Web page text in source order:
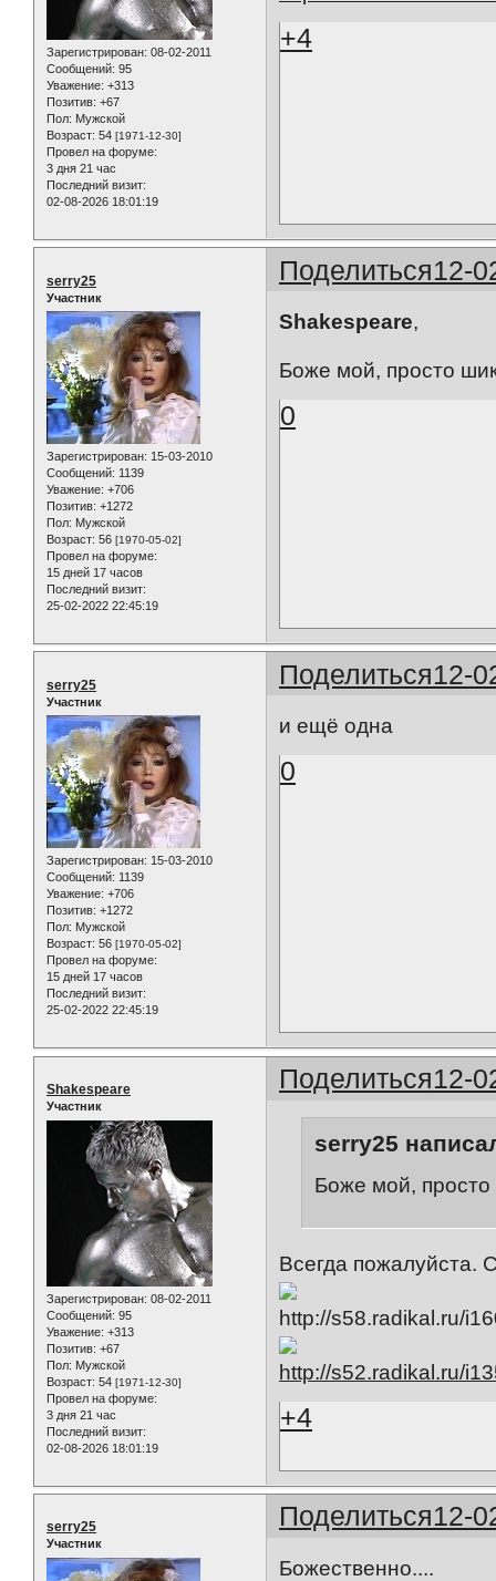
Зарегистрирован: 08-02-2011
Сообщений: 95
Уважение: +313
Позитив: +67
Пол: Мужской
Возраст: 54 [1971-12-30]
Провел на форуме:
3 дня 21 час
Последний визит:
02-08-2026 18:01:19
+4
Поделиться12-
serry25
Участник
Зарегистрирован: 15-03-2010
Сообщений: 1139
Уважение: +706
Позитив: +1272
Пол: Мужской
Возраст: 56 [1970-05-02]
Провел на форуме:
15 дней 17 часов
Последний визит:
25-02-2022 22:45:19
Shakespeare,
Боже мой, просто
0
Поделиться12-
serry25
Участник
Зарегистрирован: 15-03-2010
Сообщений: 1139
Уважение: +706
Позитив: +1272
Пол: Мужской
Возраст: 56 [1970-05-02]
Провел на форуме:
15 дней 17 часов
Последний визит:
25-02-2022 22:45:19
и ещё одна
0
Поделиться12-
Shakespeare
Участник
Зарегистрирован: 08-02-2011
Сообщений: 95
Уважение: +313
Позитив: +67
Пол: Мужской
Возраст: 54 [1971-12-30]
Провел на форуме:
3 дня 21 час
Последний визит:
02-08-2026 18:01:19
serry25
Боже мой,
Всегда пожалуйста.
+4
Поделиться12-
serry25
Участник
Божественно....